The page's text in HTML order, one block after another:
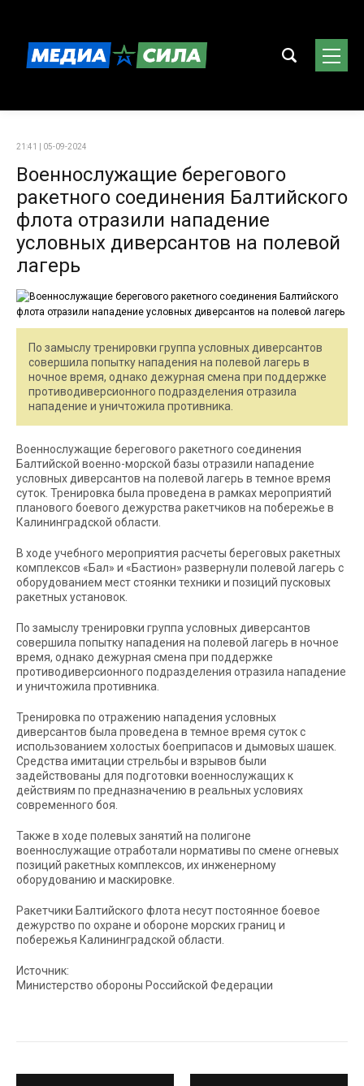
21:41 | 05-09-2024
Военнослужащие берегового
ракетного соединения Балтийского
флота отразили нападение
условных диверсантов на полевой
лагерь
По замыслу тренировки группа условных диверсантов
совершила попытку нападения на полевой лагерь в
ночное время, однако дежурная смена при поддержке
противодиверсионного подразделения отразила
нападение и уничтожила противника.
Военнослужащие берегового ракетного соединения
Балтийской военно-морской базы отразили нападение
условных диверсантов на полевой лагерь в темное время
суток. Тренировка была проведена в рамках мероприятий
планового боевого дежурства ракетчиков на побережье в
Калининградской области.
В ходе учебного мероприятия расчеты береговых ракетных
комплексов «Бал» и «Бастион» развернули полевой лагерь с
оборудованием мест стоянки техники и позиций пусковых
ракетных установок.
По замыслу тренировки группа условных диверсантов
совершила попытку нападения на полевой лагерь в ночное
время, однако дежурная смена при поддержке
противодиверсионного подразделения отразила нападение
и уничтожила противника.
Тренировка по отражению нападения условных
диверсантов была проведена в темное время суток с
использованием холостых боеприпасов и дымовых шашек.
Средства имитации стрельбы и взрывов были
задействованы для подготовки военнослужащих к
действиям по предназначению в реальных условиях
современного боя.
Также в ходе полевых занятий на полигоне
военнослужащие отработали нормативы по смене огневых
позиций ракетных комплексов, их инженерному
оборудованию и маскировке.
Ракетчики Балтийского флота несут постоянное боевое
дежурство по охране и обороне морских границ и
побережья Калининградской области.
Источник:
Министерство обороны Российской Федерации